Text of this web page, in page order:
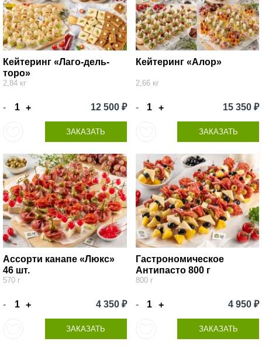
Кейтеринг «Лаго-дель-
торо»
2,84 кг
- + 12 500 ₽
ЗАКАЗАТЬ
Кейтеринг «Алор»
2,66 кг
- + 15 350 ₽
ЗАКАЗАТЬ
Ассорти канапе «Люкс»
46 шт.
570 г
- + 4 350 ₽
ЗАКАЗАТЬ
Гастрономическое
Антипасто 800 г
800 г
- + 4 950 ₽
ЗАКАЗАТЬ